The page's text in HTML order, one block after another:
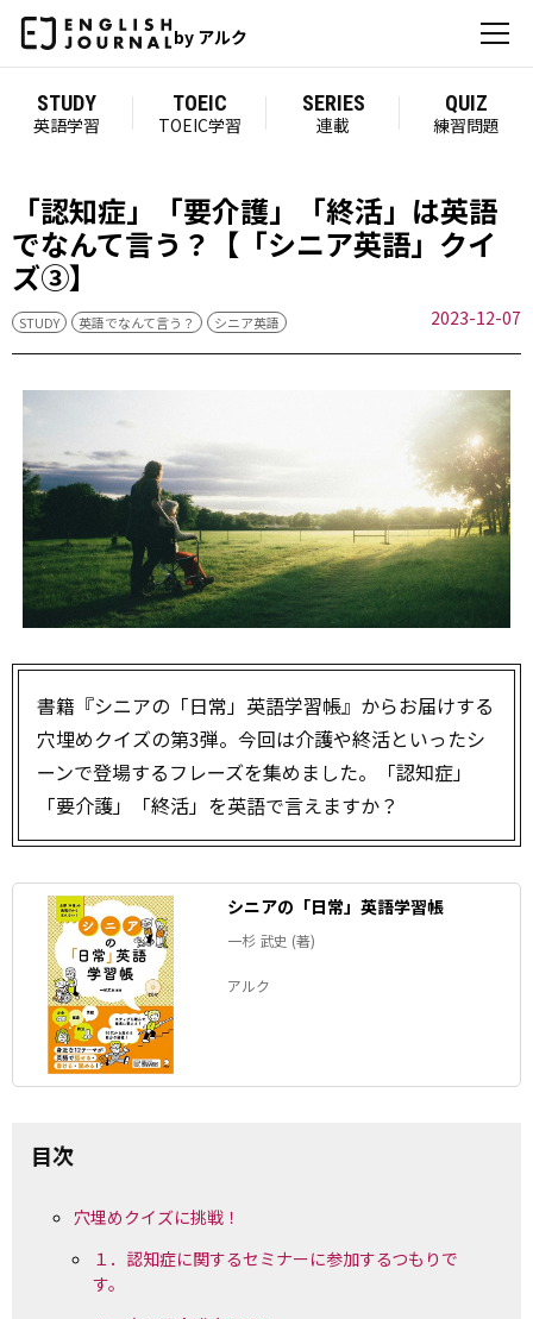
by アルク
STUDY
英語学習
TOEIC
TOEIC学習
SERIES
連載
QUIZ
練習問題
「認知症」「要介護」「終活」は英語
でなんて言う？【「シニア英語」クイ
ズ③】
STUDY 英語でなんて言う？ シニア英語 2023-12-07
書籍『シニアの「日常」英語学習帳』からお届けする
穴埋めクイズの第3弾。今回は介護や終活といったシ
ーンで登場するフレーズを集めました。「認知症」
「要介護」「終活」を英語で言えますか？
シニアの「日常」英語学習帳
一杉 武史 (著)
アルク
目次
穴埋めクイズに挑戦！
１．認知症に関するセミナーに参加するつもりで
す。